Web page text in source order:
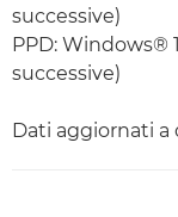
successive)
PPD: Windows®
successive)
Dati aggiornati a